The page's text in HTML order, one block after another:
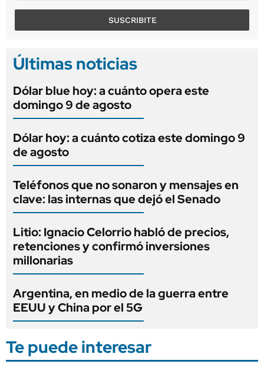
SUSCRIBITE
Últimas noticias
Dólar blue hoy: a cuánto opera este
domingo 9 de agosto
Dólar hoy: a cuánto cotiza este domingo 9
de agosto
Teléfonos que no sonaron y mensajes en
clave: las internas que dejó el Senado
Litio: Ignacio Celorrio habló de precios,
retenciones y confirmó inversiones
millonarias
Argentina, en medio de la guerra entre
EEUU y China por el 5G
Te puede interesar